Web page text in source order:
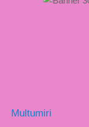
Multumiri